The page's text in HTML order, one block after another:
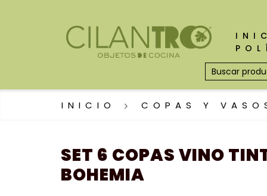
INICIO COPAS Y
SET 6 COPAS VINO
BOHEMIA